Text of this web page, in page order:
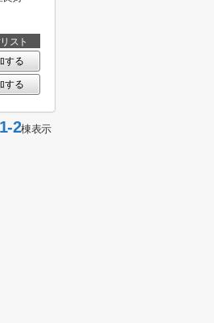
スト
する
する
2棟表示